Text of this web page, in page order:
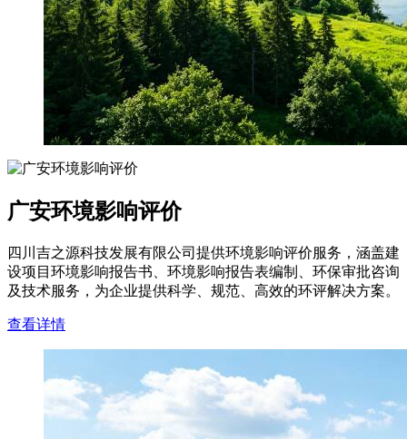
广安环境影响评价
四川吉之源科技发展有限公司提供环境影响评价服务，涵盖建
设项目环境影响报告书、环境影响报告表编制、环保审批咨询
及技术服务，为企业提供科学、规范、高效的环评解决方案。
查看详情